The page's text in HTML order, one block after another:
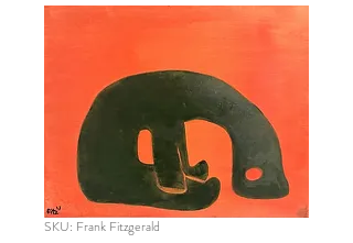
SKU: Frank Fitzgerald